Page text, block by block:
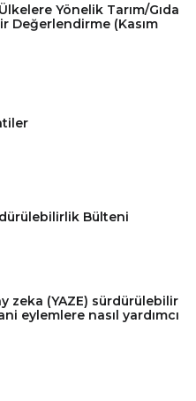
Yönelik Tarım/Gıda
Değerlendirme (Kasım
Bülteni
zeka (YAZE) sürdürülebilir
eylemlere nasıl yardımcı